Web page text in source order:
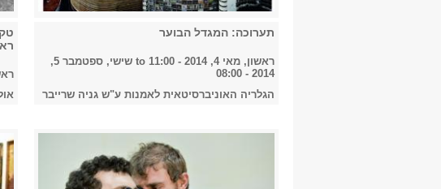
תערוכה: המגדל הבוער
ראשון, מאי 4, 2014 - 11:00
שישי, ספטמבר 5,
2014 - 08:00
הגלריה האוניברסיטאית לאמנות ע"ש גניה שרייבר
אולם 206 א',